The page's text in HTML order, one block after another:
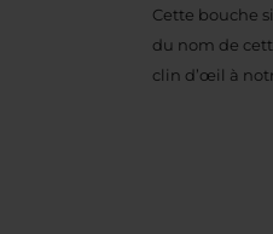
Cette bouche
du nom de
clin d’œil à